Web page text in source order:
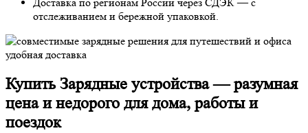
отслеживанием и бережной упаковкой.
Купить Зарядные устройства — разумная
цена и недорого для дома, работы и
поездок